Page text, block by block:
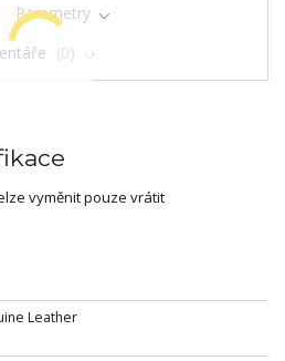
Parametry
0
vyměnit pouze vrátit
Leather